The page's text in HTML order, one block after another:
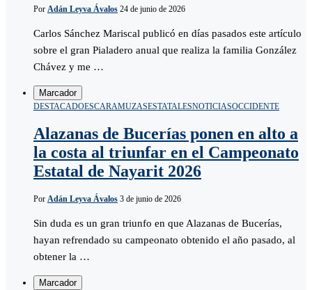
Por Adán Leyva Ávalos 24 de junio de 2026
Carlos Sánchez Mariscal publicó en días pasados este artículo
sobre el gran Pialadero anual que realiza la familia González
Chávez y me …
Marcador
DESTACADOESCARAMUZASESTATALESNOTICIASOCCIDENTE
Alazanas de Bucerías ponen en alto a
la costa al triunfar en el Campeonato
Estatal de Nayarit 2026
Por Adán Leyva Ávalos 3 de junio de 2026
Sin duda es un gran triunfo en que Alazanas de Bucerías,
hayan refrendado su campeonato obtenido el año pasado, al
obtener la …
Marcador